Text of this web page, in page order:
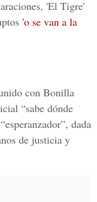
'El Tigre'
'o se van a la
con Bonilla
“sabe dónde
dada
de justicia y